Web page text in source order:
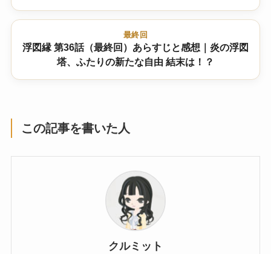
最終回
浮図縁 第36話（最終回）あらすじと感想｜炎の浮図
塔、ふたりの新たな自由 結末は！？
この記事を書いた人
クルミット